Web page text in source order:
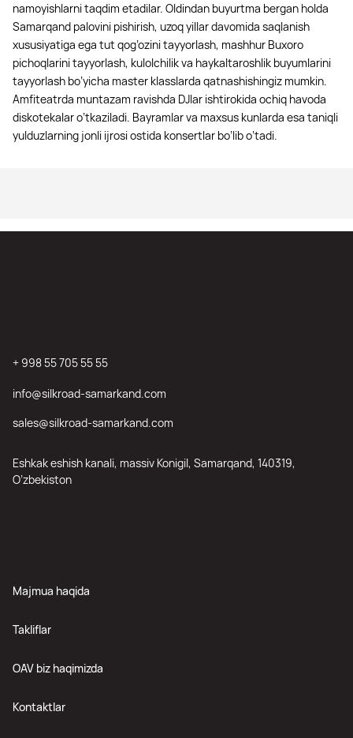
namoyishlarni taqdim etadilar. Oldindan buyurtma bergan holda
Samarqand palovini pishirish, uzoq yillar davomida saqlanish
xususiyatiga ega tut qog’ozini tayyorlash, mashhur Buxoro
pichoqlarini tayyorlash, kulolchilik va haykaltaroshlik buyumlarini
tayyorlash bo’yicha master klasslarda qatnashishingiz mumkin.
Amfiteatrda muntazam ravishda DJlar ishtirokida ochiq havoda
diskotekalar o’tkaziladi. Bayramlar va maxsus kunlarda esa taniqli
yulduzlarning jonli ijrosi ostida konsertlar bo’lib o’tadi.
Majmua haqida
Takliflar
OAV biz haqimizda
Kontaktlar
+ 998 55 705 55 55
info@silkroad-samarkand.com
sales@silkroad-samarkand.com
Eshkak eshish kanali, massiv Konigil, Samarqand, 140319,
O’zbekiston